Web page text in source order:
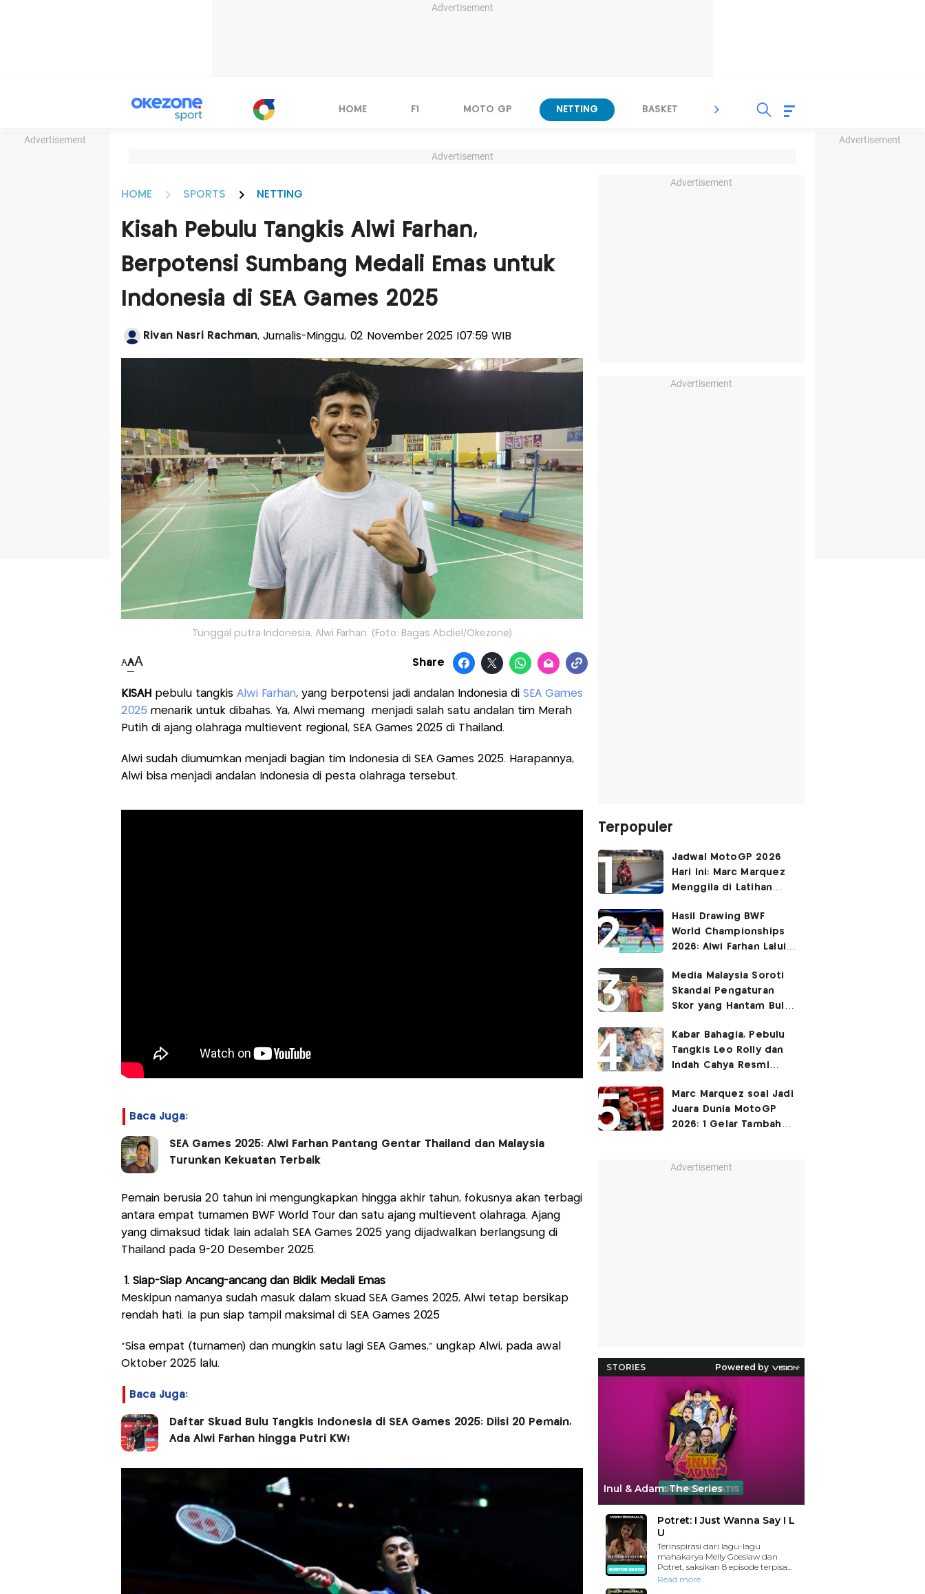
Advertisement
Advertisement Advertisement
HOME F1 MOTO GP NETTING BASKET SPORT LAIN
Advertisement
HOME SPORTS NETTING
Kisah Pebulu Tangkis Alwi Farhan,
Berpotensi Sumbang Medali Emas untuk
Indonesia di SEA Games 2025
Rivan Nasri Rachman, Jurnalis-Minggu, 02 November 2025 |07:59 WIB
Tunggal putra Indonesia, Alwi Farhan. (Foto: Bagas Abdiel/Okezone)
AAA Share
KISAH pebulu tangkis Alwi Farhan, yang berpotensi jadi andalan Indonesia di SEA Games
2025 menarik untuk dibahas. Ya, Alwi memang menjadi salah satu andalan tim Merah
Putih di ajang olahraga multievent regional, SEA Games 2025 di Thailand.
Alwi sudah diumumkan menjadi bagian tim Indonesia di SEA Games 2025. Harapannya,
Alwi bisa menjadi andalan Indonesia di pesta olahraga tersebut.
Baca Juga:
SEA Games 2025: Alwi Farhan Pantang Gentar Thailand dan Malaysia
Turunkan Kekuatan Terbaik
Pemain berusia 20 tahun ini mengungkapkan hingga akhir tahun, fokusnya akan terbagi
antara empat turnamen BWF World Tour dan satu ajang multievent olahraga. Ajang
yang dimaksud tidak lain adalah SEA Games 2025 yang dijadwalkan berlangsung di
Thailand pada 9-20 Desember 2025.
1. Siap-Siap Ancang-ancang dan Bidik Medali Emas
Meskipun namanya sudah masuk dalam skuad SEA Games 2025, Alwi tetap bersikap
rendah hati. Ia pun siap tampil maksimal di SEA Games 2025
"Sisa empat (turnamen) dan mungkin satu lagi SEA Games," ungkap Alwi, pada awal
Oktober 2025 lalu.
Baca Juga:
Daftar Skuad Bulu Tangkis Indonesia di SEA Games 2025: Diisi 20 Pemain,
Ada Alwi Farhan hingga Putri KW!
Advertisement
Advertisement
Terpopuler
Jadwal MotoGP 2026
Hari Ini: Marc Marquez
Menggila di Latihan
Hasil Drawing BWF
World Championships
2026: Alwi Farhan Lalui
Dapat Bye
Media Malaysia Soroti
Skandal Pengaturan
Skor yang Hantam Bulu
Libatkan Jafar/Felisha!
Kabar Bahagia, Pebulu
Tangkis Leo Rolly dan
Indah Cahya Resmi
Marc Marquez soal Jadi
Juara Dunia MotoGP
2026: 1 Gelar Tambahan
Advertisement